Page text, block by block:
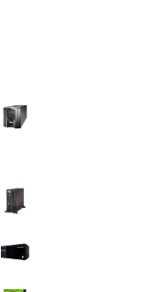
price
is: